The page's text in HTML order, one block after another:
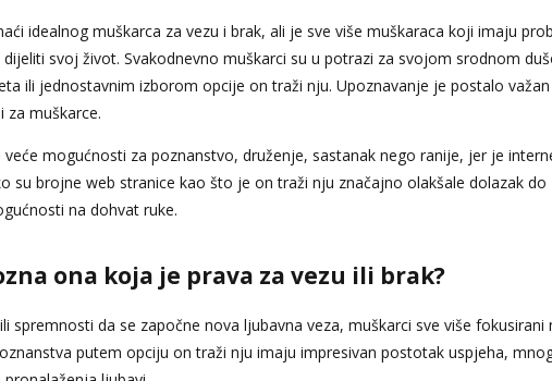
idealnog muškarca za vezu i brak, ali je sve više muškaraca koji imaju
svoj život. Svakodnevno muškarci su u potrazi za svojom srodnom
ili jednostavnim izborom opcije on traži nju. Upoznavanje je postalo
za muškarce.
mogućnosti za poznanstvo, druženje, sastanak nego ranije, jer je
su brojne web stranice kao što je on traži nju značajno olakšale dolazak do
na dohvat ruke.
ona koja je prava za vezu ili brak?
spremnosti da se započne nova ljubavna veza, muškarci sve više fokusirani
putem opciju on traži nju imaju impresivan postotak uspjeha,